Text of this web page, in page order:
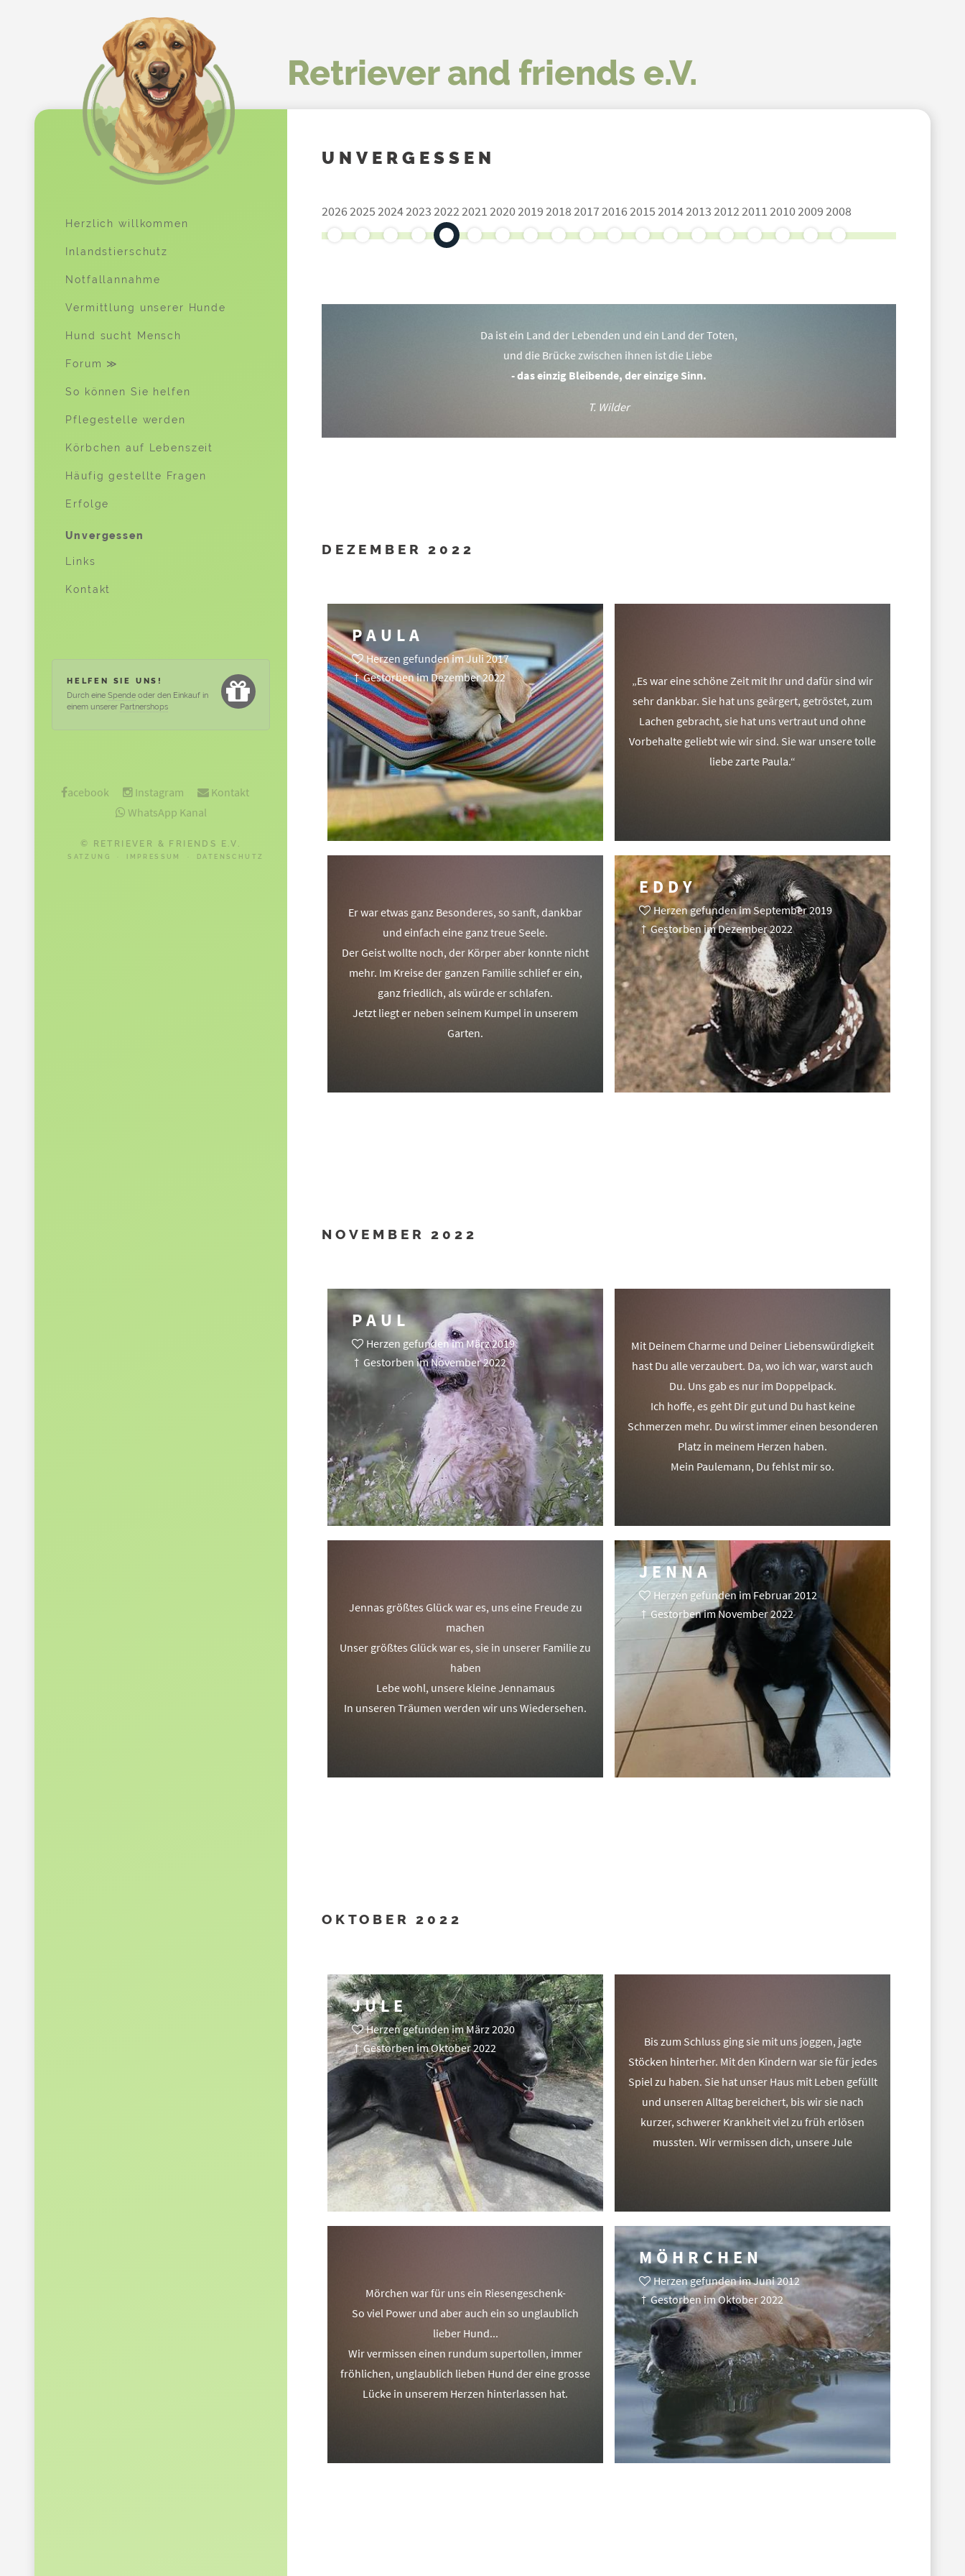
Retriever and friends e.V.
UNVERGESSEN
2026202520242023202220212020201920182017201620152014201320122011201020092008
Da ist ein Land der Lebenden und ein Land der Toten,
und die Brücke zwischen ihnen ist die Liebe
- das einzig Bleibende, der einzige Sinn.
T. Wilder
DEZEMBER 2022
PAULA
Herzen gefunden im Juli 2017
† Gestorben im Dezember 2022
„Es war eine schöne Zeit mit Ihr und dafür sind wir
sehr dankbar. Sie hat uns geärgert, getröstet, zum
Lachen gebracht, sie hat uns vertraut und ohne
Vorbehalte geliebt wie wir sind. Sie war unsere tolle
liebe zarte Paula.“
Er war etwas ganz Besonderes, so sanft, dankbar
und einfach eine ganz treue Seele.
Der Geist wollte noch, der Körper aber konnte nicht
mehr. Im Kreise der ganzen Familie schlief er ein,
ganz friedlich, als würde er schlafen.
Jetzt liegt er neben seinem Kumpel in unserem
Garten.
EDDY
Herzen gefunden im September 2019
† Gestorben im Dezember 2022
NOVEMBER 2022
PAUL
Herzen gefunden im März 2019
† Gestorben im November 2022
Mit Deinem Charme und Deiner Liebenswürdigkeit
hast Du alle verzaubert. Da, wo ich war, warst auch
Du. Uns gab es nur im Doppelpack.
Ich hoffe, es geht Dir gut und Du hast keine
Schmerzen mehr. Du wirst immer einen besonderen
Platz in meinem Herzen haben.
Mein Paulemann, Du fehlst mir so.
Jennas größtes Glück war es, uns eine Freude zu
machen
Unser größtes Glück war es, sie in unserer Familie zu
haben
Lebe wohl, unsere kleine Jennamaus
In unseren Träumen werden wir uns Wiedersehen.
JENNA
Herzen gefunden im Februar 2012
† Gestorben im November 2022
OKTOBER 2022
JULE
Herzen gefunden im März 2020
† Gestorben im Oktober 2022
Bis zum Schluss ging sie mit uns joggen, jagte
Stöcken hinterher. Mit den Kindern war sie für jedes
Spiel zu haben. Sie hat unser Haus mit Leben gefüllt
und unseren Alltag bereichert, bis wir sie nach
kurzer, schwerer Krankheit viel zu früh erlösen
mussten. Wir vermissen dich, unsere Jule
Mörchen war für uns ein Riesengeschenk-
So viel Power und aber auch ein so unglaublich
lieber Hund...
Wir vermissen einen rundum supertollen, immer
fröhlichen, unglaublich lieben Hund der eine grosse
Lücke in unserem Herzen hinterlassen hat.
MÖHRCHEN
Herzen gefunden im Juni 2012
† Gestorben im Oktober 2022
Herzlich willkommen
Inlandstierschutz
Notfallannahme
Vermittlung unserer Hunde
Hund sucht Mensch
Forum ≫
So können Sie helfen
Pflegestelle werden
Körbchen auf Lebenszeit
Häufig gestellte Fragen
Erfolge
Unvergessen
Links
Kontakt
HELFEN SIE UNS!
Durch eine Spende oder den Einkauf in
einem unserer Partnershops
acebook Instagram
Kontakt
WhatsApp Kanal
© RETRIEVER & FRIENDS E.V.
SATZUNG IMPRESSUM DATENSCHUTZ